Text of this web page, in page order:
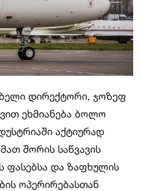
დირექტორი, ჯოზეფ
ეხმიანება ბოლო
აქტიურად
შორის საწვავის
ფასებსა და ზაფხულის
ოპერირებასთან